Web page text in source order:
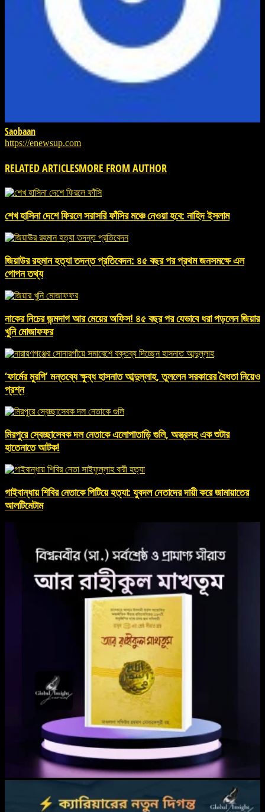
Saobaan
https://enewsup.com
RELATED ARTICLESMORE FROM AUTHOR
শেখ হাসিনা দেশে ফিরলে সরাসরি ফাঁসির মঞ্চে নেওয়া হবে: নাহিদ ইসলাম
জিয়াউর রহমান হত্যা তদন্ত প্রতিবেদন: ৪৫ বছর পর প্রথম জনসমক্ষে এল
গোপন তথ্য
নাকের নিচের জন্মদাগ আর মেয়ের অফিস! ৪৫ বছর পর যেভাবে ধরা পড়লেন জিয়ার
খুনি মোজাফফর
‘ফার্মের মুরগি’ মন্তব্যে ক্ষুব্ধ হাসনাত আব্দুল্লাহ, তুললেন সরকারের বৈধতা নিয়েও
প্রশ্ন
মিরপুরে স্বেচ্ছাসেবক দল নেতাকে এলোপাতাড়ি গুলি, অস্ত্রসহ এক শুটার
হাতেনাতে আটক!
গাইবান্ধায় শিবির নেতাকে পিটিয়ে হত্যা: যুবদল নেতাদের দায়ী করে জামায়াতের
আলটিমেটাম